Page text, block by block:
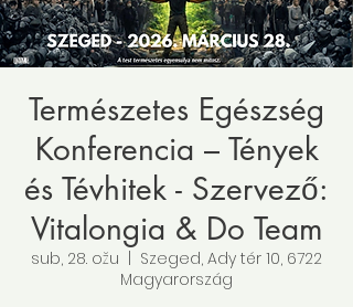
Természetes Egészség
Konferencia – Tények
és Tévhitek - Szervező:
Vitalongia & Do Team
sub, 28. ožu
Szeged, Ady tér 10, 6722
Magyarország